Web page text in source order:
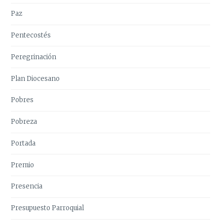
Paz
Pentecostés
Peregrinación
Plan Diocesano
Pobres
Pobreza
Portada
Premio
Presencia
Presupuesto Parroquial